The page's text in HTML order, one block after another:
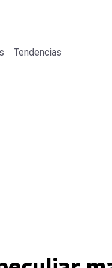
Tendencias